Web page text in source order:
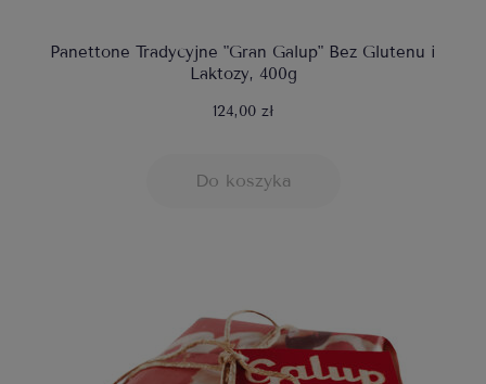
Panettone Tradycyjne "Gran Galup" Bez Glutenu i
Laktozy, 400g
124,00 zł
Do koszyka